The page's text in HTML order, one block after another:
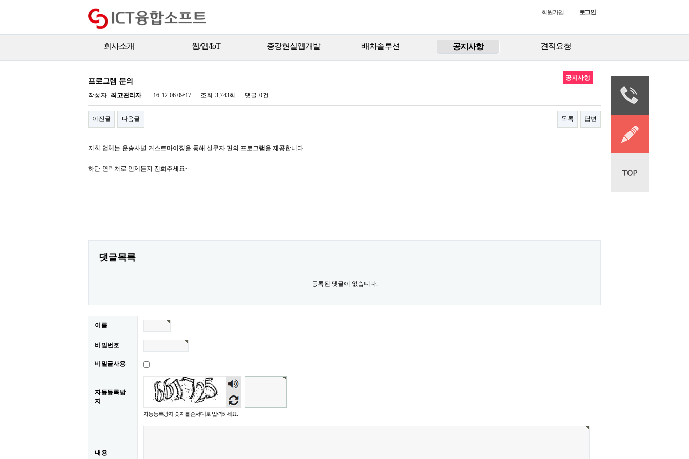
회원가입 로그인
회사소개 웹/앱/IoT 증강현실앱개발 배차솔루션 공지사항 견적요청
공지사항
프로그램 문의
작성자 최고관리자 16-12-06 09:17 조회 3,743회 댓글 0건
이전글 다음글 목록 답변
저희 업체는 운송사별 커스트마이징을 통해 실무자 편의 프로그램을 제공합니다.
하단 연락처로 언제든지 전화주세요~
댓글목록
등록된 댓글이 없습니다.
이름
비밀번호
비밀글사용
자동등록방
지
숫자
음성
듣기
자동등록방지 숫자를 순서대로 입력하세요.
내용